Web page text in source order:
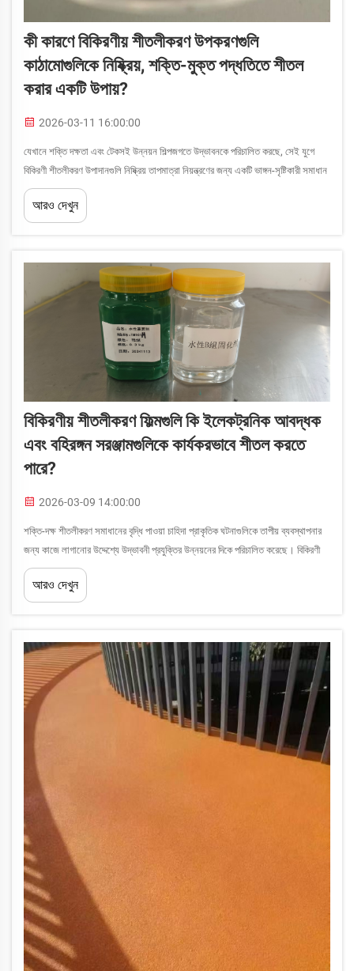
কী কারণে বিকিরণীয় শীতলীকরণ উপকরণগুলি
কাঠামোগুলিকে নিষ্ক্রিয়, শক্তি-মুক্ত পদ্ধতিতে শীতল
করার একটি উপায়?
2026-03-11 16:00:00
যেখানে শক্তি দক্ষতা এবং টেকসই উন্নয়ন শিল্পজগতে উদ্ভাবনকে পরিচালিত করছে, সেই যুগে
বিকিরণী শীতলীকরণ উপাদানগুলি নিষ্ক্রিয় তাপমাত্রা নিয়ন্ত্রণের জন্য একটি ভাঙ্গন-সৃষ্টিকারী সমাধান
হিসেবে উঠে এসেছে। এই উন্নত উপাদানগুলি তাপীয় বিকিরণের প্রাকৃতিক প্রক্রিয়াকে কাজে
লাগায়...
আরও দেখুন
বিকিরণীয় শীতলীকরণ ফিল্মগুলি কি ইলেকট্রনিক আবদ্ধক
এবং বহিরঙ্গন সরঞ্জামগুলিকে কার্যকরভাবে শীতল করতে
পারে?
2026-03-09 14:00:00
শক্তি-দক্ষ শীতলীকরণ সমাধানের বৃদ্ধি পাওয়া চাহিদা প্রাকৃতিক ঘটনাগুলিকে তাপীয় ব্যবস্থাপনার
জন্য কাজে লাগানোর উদ্দেশ্যে উদ্ভাবনী প্রযুক্তির উন্নয়নের দিকে পরিচালিত করেছে। বিকিরণী
শীতলীকরণ ফিল্মগুলি নিষ্ক্রিয় শীতলীকরণ প্রযুক্তিতে একটি ভাঙ্গন-সৃষ্টিকারী অগ্রগতি, যা
উল্লেখযোগ্য...
আরও দেখুন